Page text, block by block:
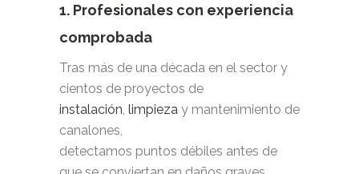
1. Profesionales con experiencia
comprobada
Tras más de una década en el sector y
cientos de proyectos de
instalación, limpieza y mantenimiento de
canalones,
detectamos puntos débiles antes de